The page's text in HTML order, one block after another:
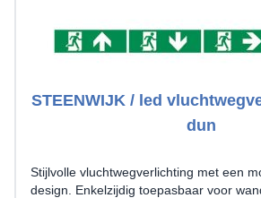
STEENWIJK / led
dun
Stijlvolle vluchtwegverlichting met een
design. Enkelzijdig toepasbaar voor